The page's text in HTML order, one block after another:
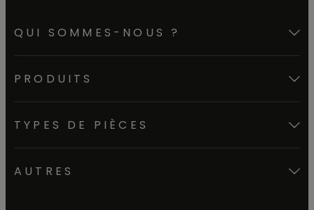
QUI SOMMES-NOUS ?
PRODUITS
TYPES DE PIÈCES
AUTRES